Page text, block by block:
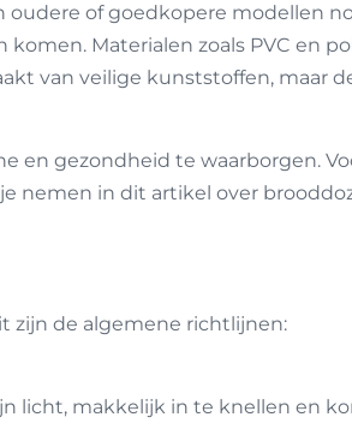
of goedkopere modellen
Materialen zoals PVC en
van veilige kunststoffen, maar
en gezondheid te waarborgen.
nemen in dit artikel over
zijn de algemene richtlijnen:
licht, makkelijk in te knellen en